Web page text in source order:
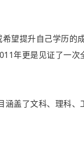
望提升自己学历的
年更是见证了一次
盖了文科、理科、